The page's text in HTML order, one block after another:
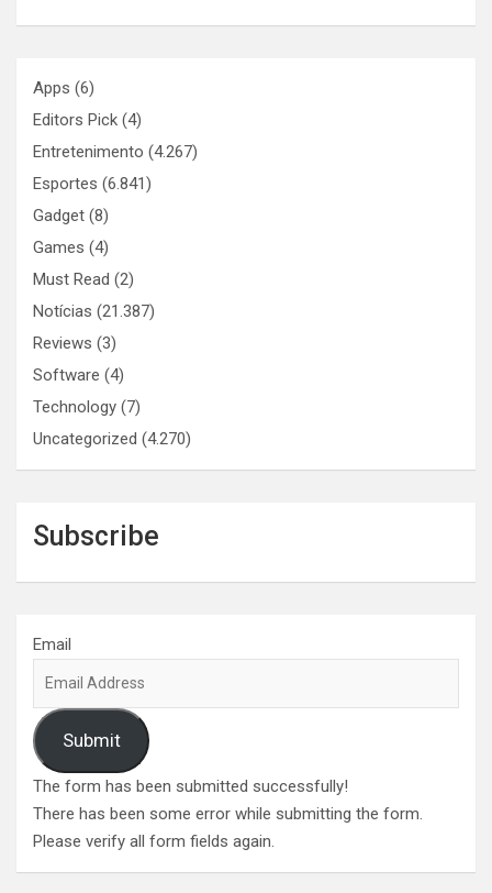
Apps (6)
Editors Pick (4)
Entretenimento (4.267)
Esportes (6.841)
Gadget (8)
Games (4)
Must Read (2)
Notícias (21.387)
Reviews (3)
Software (4)
Technology (7)
Uncategorized (4.270)
Subscribe
Email
Submit
The form has been submitted successfully!
There has been some error while submitting the form.
Please verify all form fields again.